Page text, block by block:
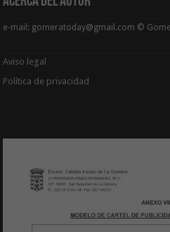
e-mail: gomeratoday@gmail.com ©
Aviso legal
Política de privacidad